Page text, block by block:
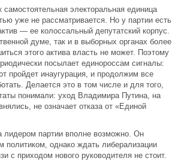
самостоятельная электоральная единица
уже не рассматривается. Но у партии есть
— ее колоссальный депутатский корпус.
думе, так и в выборных органах более
этого актива власть не может. Поэтому
посылает единороссам сигналы:
пройдет инаугурация, и продолжим все
Делается это в том числе и для того,
понимали: уход Владимира Путина, на
не означает отказа от «Единой
лидером партии вполне возможно. Он
политиком, однако ждать либерализации
с приходом нового руководителя не стоит.